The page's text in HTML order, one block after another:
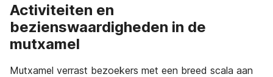
Activiteiten en
bezienswaardigheden in de
mutxamel
Mutxamel verrast bezoekers met een breed scala aan